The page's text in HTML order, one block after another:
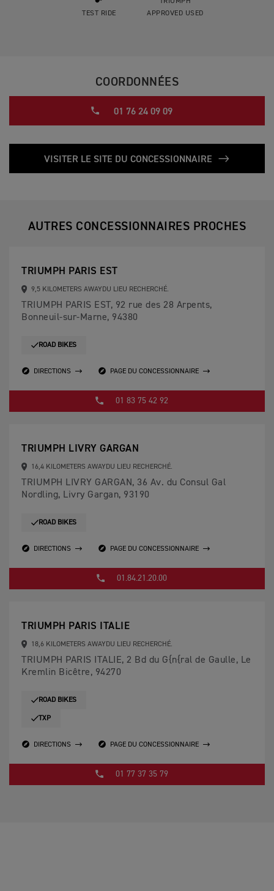
TEST RIDE
APPROVED USED
COORDONNÉES
01 76 24 09 09
VISITER LE SITE DU CONCESSIONNAIRE
AUTRES CONCESSIONNAIRES PROCHES
TRIUMPH PARIS EST
9,5 KILOMETERS AWAYDU LIEU RECHERCHÉ.
TRIUMPH PARIS EST, 92 rue des 28 Arpents,
Bonneuil-sur-Marne, 94380
ROAD BIKES
DIRECTIONS PAGE DU CONCESSIONNAIRE
01 83 75 42 92
TRIUMPH LIVRY GARGAN
16,4 KILOMETERS AWAYDU LIEU RECHERCHÉ.
TRIUMPH LIVRY GARGAN, 36 Av. du Consul Gal
Nordling, Livry Gargan, 93190
ROAD BIKES
DIRECTIONS PAGE DU CONCESSIONNAIRE
01.84.21.20.00
TRIUMPH PARIS ITALIE
18,6 KILOMETERS AWAYDU LIEU RECHERCHÉ.
TRIUMPH PARIS ITALIE, 2 Bd du G{n{ral de Gaulle, Le
Kremlin Bicêtre, 94270
ROAD BIKES
TXP
DIRECTIONS PAGE DU CONCESSIONNAIRE
01 77 37 35 79